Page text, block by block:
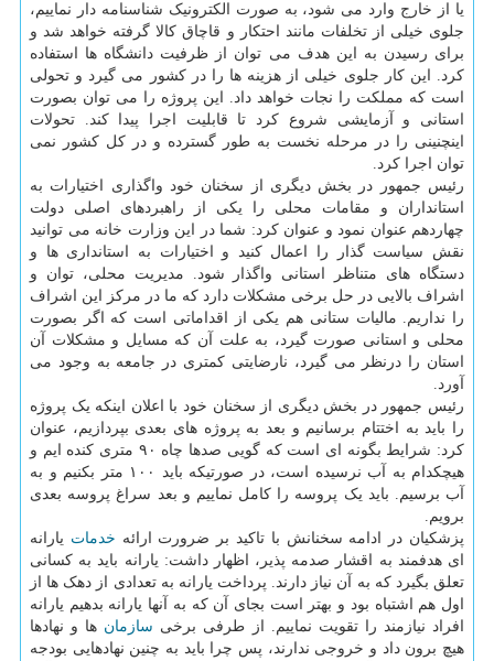
یا از خارج وارد می شود، به صورت الکترونیک شناسنامه دار نماییم،
جلوی خیلی از تخلفات مانند احتکار و قاچاق کالا گرفته خواهد شد و
برای رسیدن به این هدف می توان از ظرفیت دانشگاه ها استفاده
کرد. این کار جلوی خیلی از هزینه ها را در کشور می گیرد و تحولی
است که مملکت را نجات خواهد داد. این پروژه را می توان بصورت
استانی و آزمایشی شروع کرد تا قابلیت اجرا پیدا کند. تحولات
اینچنینی را در مرحله نخست به طور گسترده و در کل کشور نمی
توان اجرا کرد.
رئیس جمهور در بخش دیگری از سخنان خود واگذاری اختیارات به
استانداران و مقامات محلی را یکی از راهبردهای اصلی دولت
چهاردهم عنوان نمود و عنوان کرد: شما در این وزارت خانه می توانید
نقش سیاست گذار را اعمال کنید و اختیارات به استانداری ها و
دستگاه های متناظر استانی واگذار شود. مدیریت محلی، توان و
اشراف بالایی در حل برخی مشکلات دارد که ما در مرکز این اشراف
را نداریم. مالیات ستانی هم یکی از اقداماتی است که اگر بصورت
محلی و استانی صورت گیرد، به علت آن که مسایل و مشکلات آن
استان را درنظر می گیرد، نارضایتی کمتری در جامعه به وجود می
آورد.
رئیس جمهور در بخش دیگری از سخنان خود با اعلان اینکه یک پروژه
را باید به اختتام برسانیم و بعد به پروژه های بعدی بپردازیم، عنوان
کرد: شرایط بگونه ای است که گویی صدها چاه ۹۰ متری کنده ایم و
هیچکدام به آب نرسیده است، در صورتیکه باید ۱۰۰ متر بکنیم و به
آب برسیم. باید یک پروسه را کامل نماییم و بعد سراغ پروسه بعدی
برویم.
پزشکیان در ادامه سخنانش با تاکید بر ضرورت ارائه خدمات یارانه
ای هدفمند به اقشار صدمه پذیر، اظهار داشت: یارانه باید به کسانی
تعلق بگیرد که به آن نیاز دارند. پرداخت یارانه به تعدادی از دهک ها از
اول هم اشتباه بود و بهتر است بجای آن که به آنها یارانه بدهیم یارانه
افراد نیازمند را تقویت نماییم. از طرفی برخی سازمان ها و نهادها
هیچ برون داد و خروجی ندارند، پس چرا باید به چنین نهادهایی بودجه